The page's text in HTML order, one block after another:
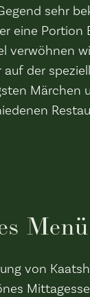
sehr
eine
verwöhnen
der
Märchen
Menü
von